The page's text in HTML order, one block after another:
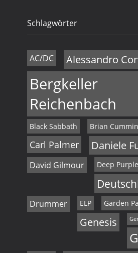
Schlagwörter
AC/DC Alessandro
Bergkeller
Reichenbach
Black Sabbath Brian
Carl Palmer Daniele
David Gilmour Deep Purple
Drummer ELP Garden
Genesis